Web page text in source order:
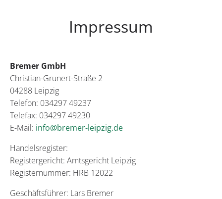
Impressum
Bremer GmbH
Christian-Grunert-Straße 2
04288 Leipzig
Telefon: 034297 49237
Telefax: 034297 49230
E-Mail: info@bremer-leipzig.de
Handelsregister:
Registergericht: Amtsgericht Leipzig
Registernummer: HRB 12022
Geschäftsführer: Lars Bremer